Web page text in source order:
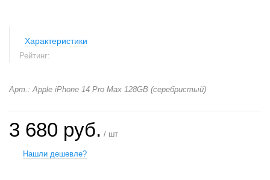
Характеристики
Рейтинг:
Арт.: Apple iPhone 14 Pro Max 128GB (серебристый)
3 680 руб. / шт
Нашли дешевле?